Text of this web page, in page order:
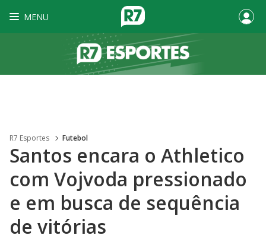
MENU
R7 Esportes Futebol
Santos encara o Athletico
com Vojvoda pressionado
e em busca de sequência
de vitórias